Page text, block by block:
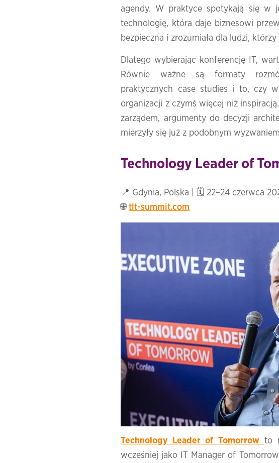
agendy. W praktycespotykają się w
technologię, która daje biznesowi
bezpieczna izrozumiała dla ludzi, którzy
Dlategowybierając konferencję IT,
Równie ważnesą formaty
praktycznych casestudies i to, czy
organizacji z czymświęcej niż inspiracją.
zarządem, argumenty do decyzji
mierzyłysię jużz podobnym
Technology Leader of
📍 Gdynia, Polska | 🗓 22–24 czerwca
🌐tlt-summit.com
Technology Leader of Tomorrow to
wcześniej jako IT Manager of